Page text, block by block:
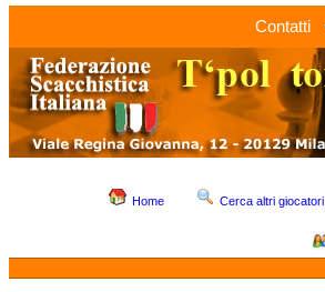
Contatti
Home Cerca altri giocatori